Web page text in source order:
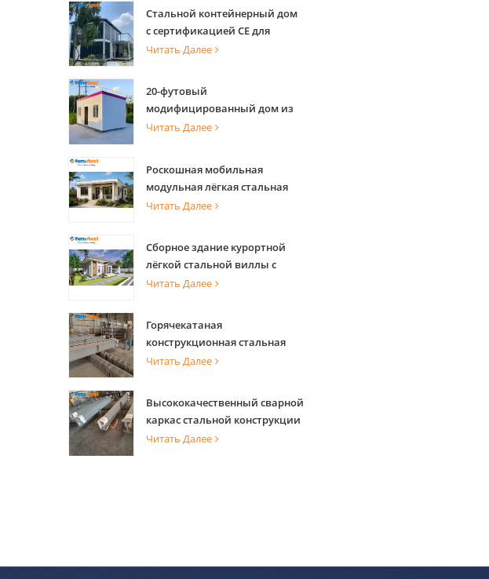
Стальной контейнерный дом
с сертификацией CE для
офиса и проживания
Читать Далее
20-футовый
модифицированный дом из
морского контейнера для
Читать Далее
Роскошная мобильная
модульная лёгкая стальная
вилла со стальной
Читать Далее
Сборное здание курортной
лёгкой стальной виллы с
теплицей
Читать Далее
Горячекатаная
конструкционная стальная
балка с высокой несущей
Читать Далее
Высококачественный сварной
каркас стальной конструкции
для строительства здания
Читать Далее